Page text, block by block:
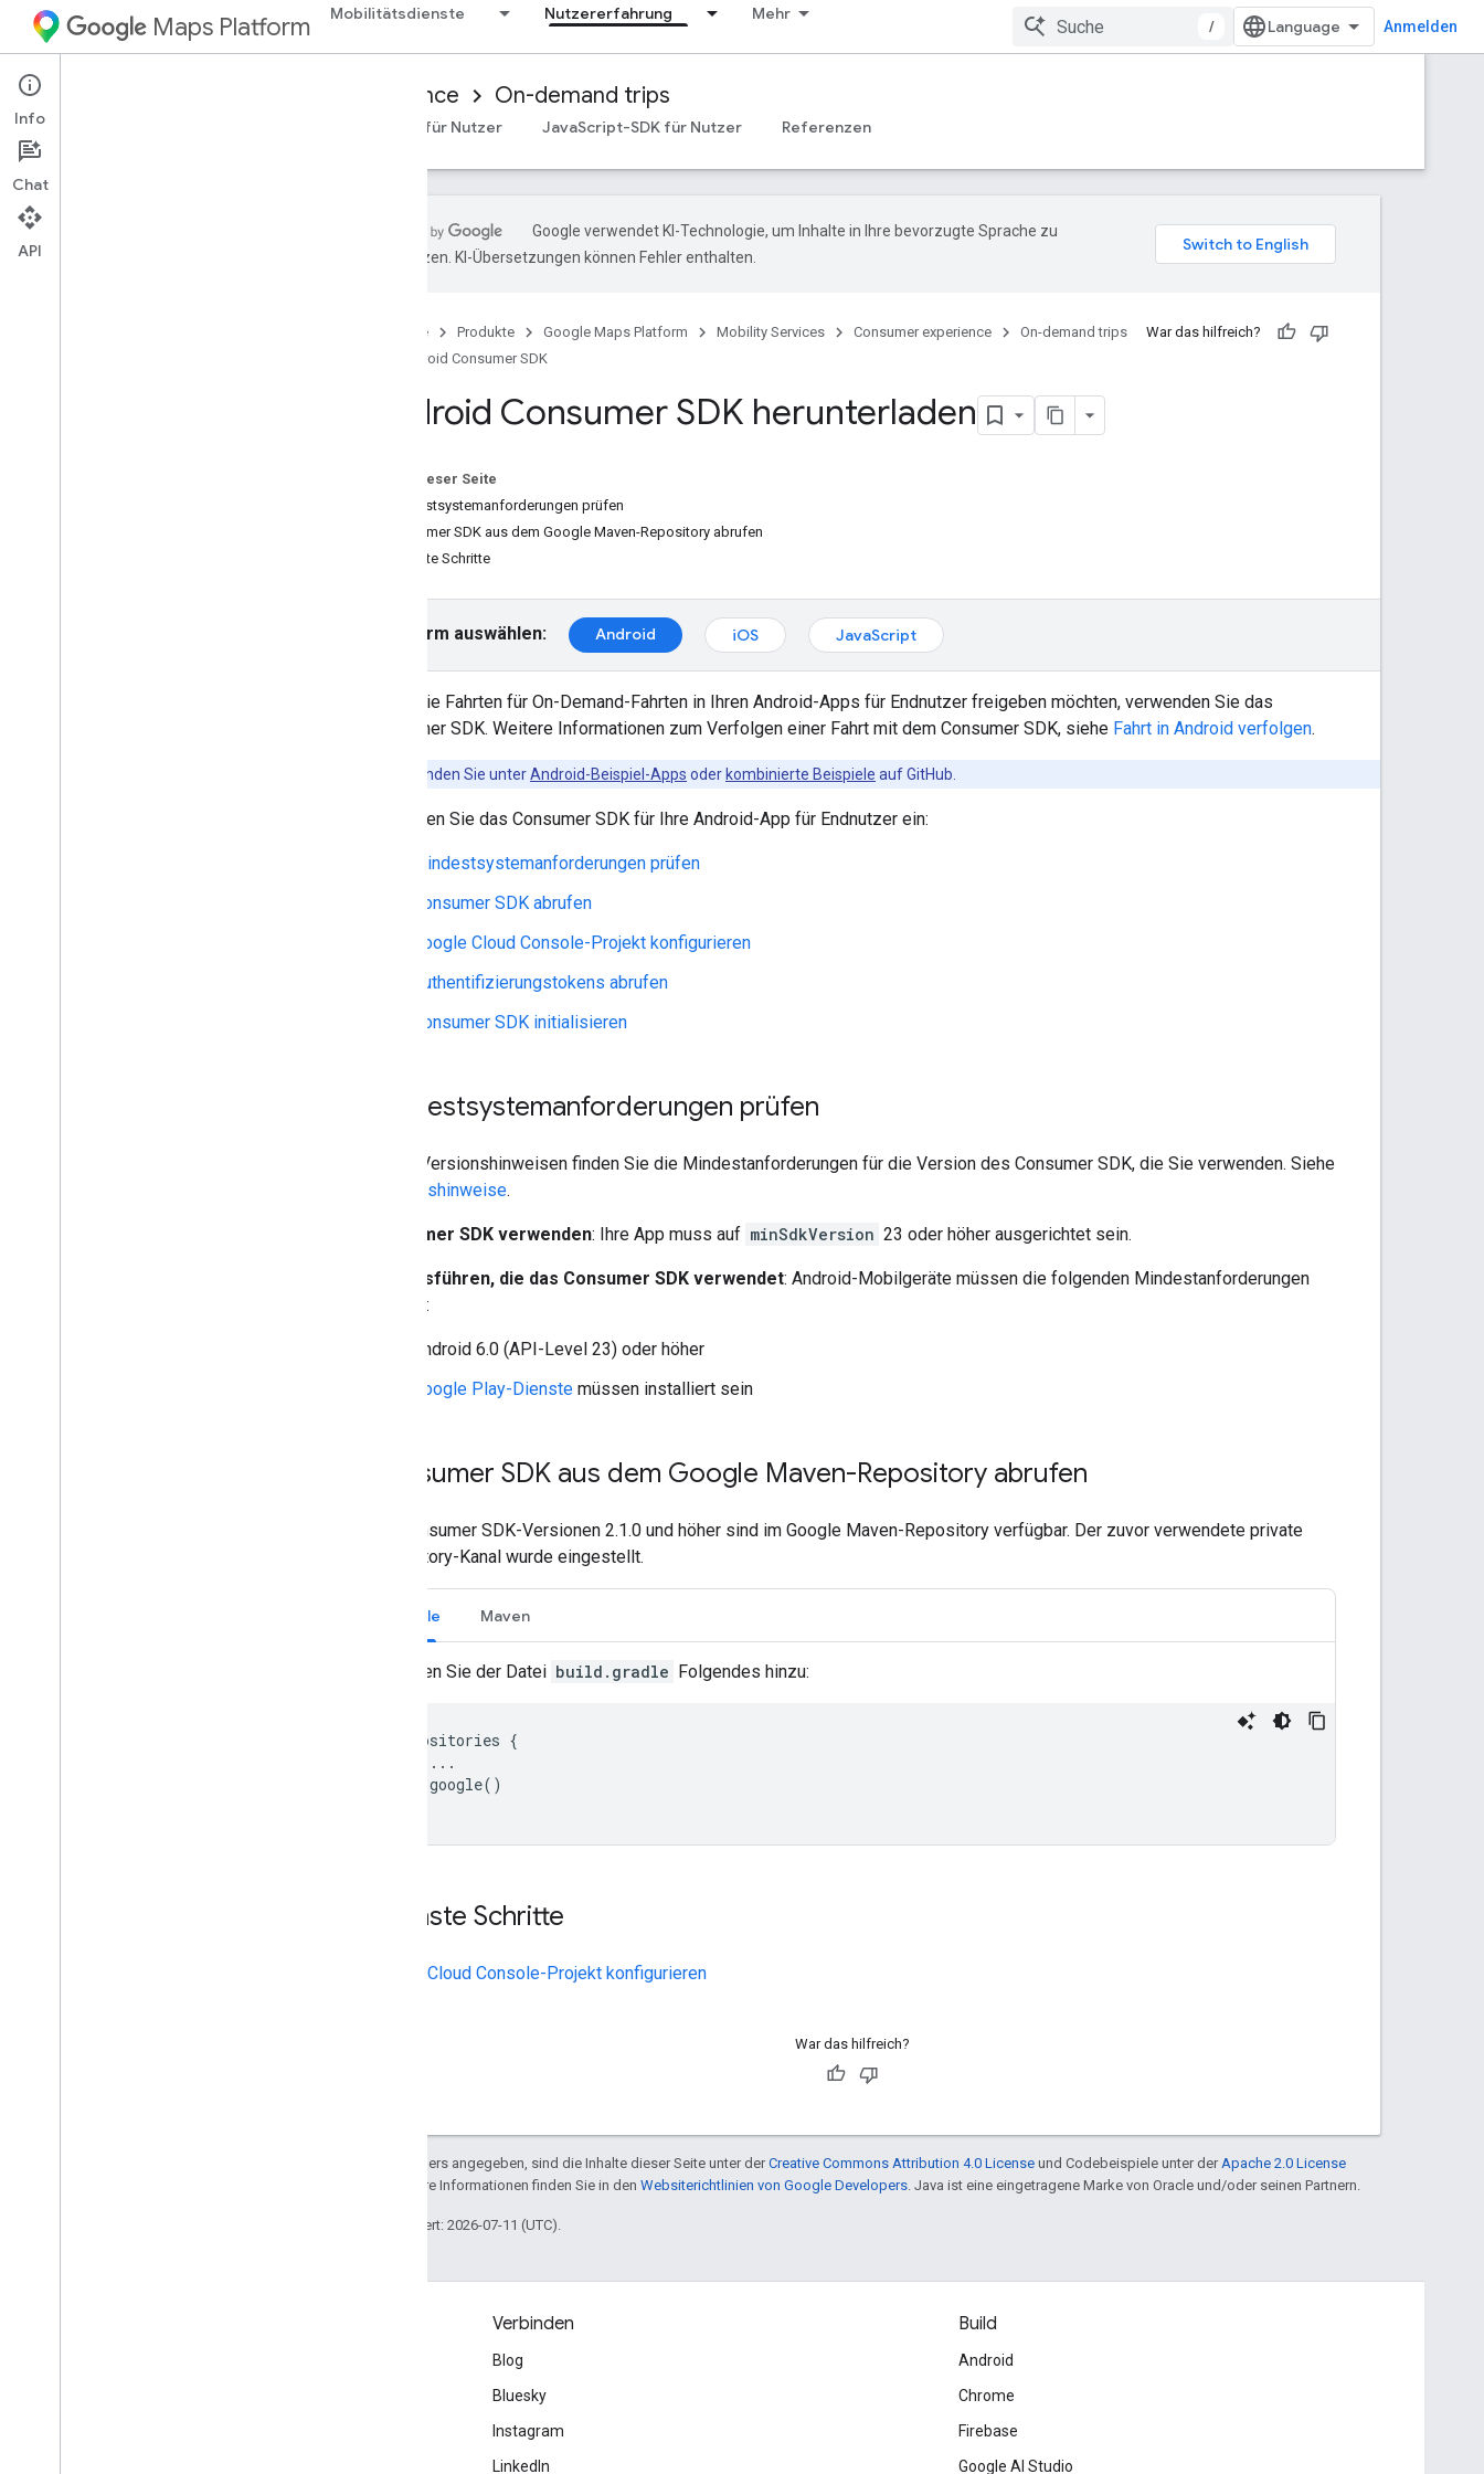
Maps Platform Mobilitätsdienste Nutzererfahrung Mehr
/ Anmelden
Mobility Services Consumer experience On-demand trips
Übersicht iOS-SDK für Nutzer JavaScript-SDK für Nutzer Referenzen
Google verwendet KI-Technologie, um Inhalte in Ihre bevorzugte Sprache zu
übersetzen. KI-Übersetzungen können Fehler enthalten.
Startseite Produkte Google Maps Platform Mobility Services Consumer experience
On-demand trips
Android Consumer SDK
War das hilfreich?
Android Consumer SDK herunterladen
Auf dieser Seite
Mindestsystemanforderungen prüfen
Consumer SDK aus dem Google Maven-Repository abrufen
Nächste Schritte
Plattform auswählen: Android iOS JavaScript
Wenn Sie Fahrten für On-Demand-Fahrten in Ihren Android-Apps für Endnutzer freigeben möchten, verwenden Sie das
Consumer SDK. Weitere Informationen zum Verfolgen einer Fahrt mit dem Consumer SDK, siehe Fahrt in Android verfolgen.
Beispiele finden Sie unterAndroid-Beispiel-Apps oder kombinierte Beispiele auf GitHub.
So richten Sie das Consumer SDK für Ihre Android-App für Endnutzer ein:
Mindestsystemanforderungen prüfen
Consumer SDK abrufen
Google Cloud Console-Projekt konfigurieren
Authentifizierungstokens abrufen
Consumer SDK initialisieren
Mindestsystemanforderungen prüfen
In den Versionshinweisen finden Sie die Mindestanforderungen für die Version des Consumer SDK, die Sie verwenden. Siehe
Versionshinweise.
Consumer SDK verwenden: Ihre App muss auf minSdkVersion 23 oder höher ausgerichtet sein.
App ausführen, die das Consumer SDK verwendet: Android-Mobilgeräte müssen die folgenden Mindestanforderungen
erfüllen:
Android 6.0 (API-Level 23) oder höher
Google Play-Dienste müssen installiert sein
Consumer SDK aus dem Google Maven-Repository abrufen
Die Consumer SDK-Versionen 2.1.0 und höher sind im Google Maven-Repository verfügbar. Der zuvor verwendete private
Repository-Kanal wurde eingestellt.
Gradle Maven
Fügen Sie der Datei build.gradle Folgendes hinzu:
repositories {
    ...
    google()
Nächste Schritte
Google Cloud Console-Projekt konfigurieren
War das hilfreich?
Sofern nicht anders angegeben, sind die Inhalte dieser Seite unter derCreative Commons Attribution 4.0 License und Codebeispiele unter der Apache 2.0 License
lizenziert. Weitere Informationen finden Sie in den Websiterichtlinien von Google Developers . Java ist eine eingetragene Marke von Oracle und/oder seinen Partnern.
Zuletzt aktualisiert: 2026-07-11 (UTC).
Verbinden
Blog
Bluesky
Instagram
LinkedIn
Build
Android
Chrome
Firebase
Google AI Studio
Info
Chat
API